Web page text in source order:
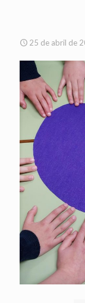
25 de abril de